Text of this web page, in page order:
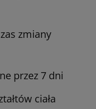
zmiany
przez 7 dni
ciała